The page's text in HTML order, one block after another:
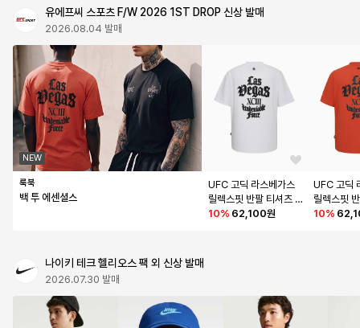
유에프씨 스포츠 F/W 2026 1ST DROP 신상 발매
2026.08.04 발매
NEW
룩북
백 투 에센셜스
UFC 고딕 라스베가스
릴렉스핏 반팔 티셔츠
화이트 U2SSX3302
10% 62,100원
UFC 고딕
릴렉스핏
소프트 오
10%
나이키 테크 헬리오스 팩 외 신상 발매
2026.07.30 발매